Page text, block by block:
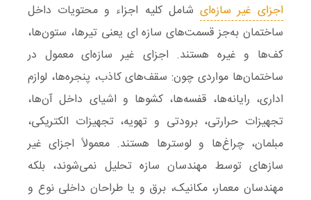
اجزای غیر سازه‌ای شامل کلیه اجزاء و محتویات داخل
ساختمان به‌جز قسمت‌های سازه ای یعنی تیرها، ستون‌ها،
کف‌ها و غیره هستند. اجزای غیر سازه‌ای معمول در
ساختمان‌ها مواردی چون: سقف‌‌های کاذب، پنجره‌ها، لوازم
اداری، رایانه‌ها، قفسه‌ها، کشوها و اشیای داخل آن‌ها،
تجهیزات حرارتی، برودتی و تهویه، تجهیزات الکتریکی،
مبلمان، چراغ‌ها و لوسترها هستند. معمولاً اجزای غیر
سازهای توسط مهندسان سازه تحلیل نمی‌شوند، بلکه
مهندسان معمار، مکانیک، برق و یا طراحان داخلی نوع و